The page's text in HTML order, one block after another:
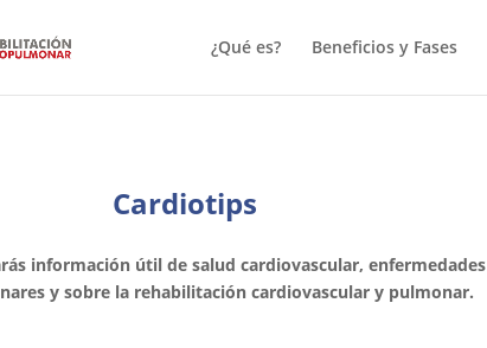
¿Qué es? Beneficios y Fases
Cardiotips
información útil de salud cardiovascular, enfermedades
y sobre la rehabilitación cardiovascular y pulmonar.